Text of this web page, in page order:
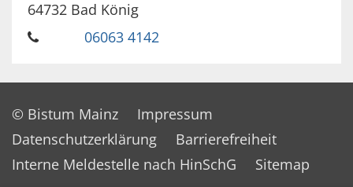
64732 Bad König
06063 4142
© Bistum Mainz
Impressum
Datenschutzerklärung
Barrierefreiheit
Interne Meldestelle nach HinSchG
Sitemap